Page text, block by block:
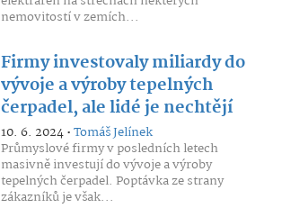
nemovitostí v zemích...
Firmy investovaly miliardy do
vývoje a výroby tepelných
čerpadel, ale lidé je nechtějí
10. 6. 2024 •Tomáš Jelínek
Průmyslové firmy v posledních letech
masivně investují do vývoje a výroby
tepelných čerpadel. Poptávka ze strany
zákazníků je však...